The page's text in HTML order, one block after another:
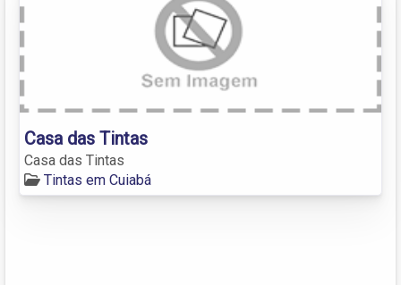
Casa das Tintas
Casa das Tintas
Tintas em Cuiabá